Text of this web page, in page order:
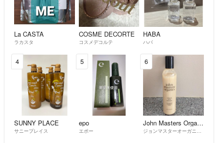
La CASTA
ラカスタ
COSME DECORTE
コスメデコルテ
HABA
ハバ
4
SUNNY PLACE
サニープレイス
5
epo
エポー
6
John Masters Organics